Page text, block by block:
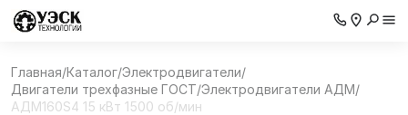
Главная/Каталог/Электродвигатели/
Двигатели трехфазные ГОСТ/Электродвигатели АДМ/
АДМ160S4 15 кВт 1500 об/мин